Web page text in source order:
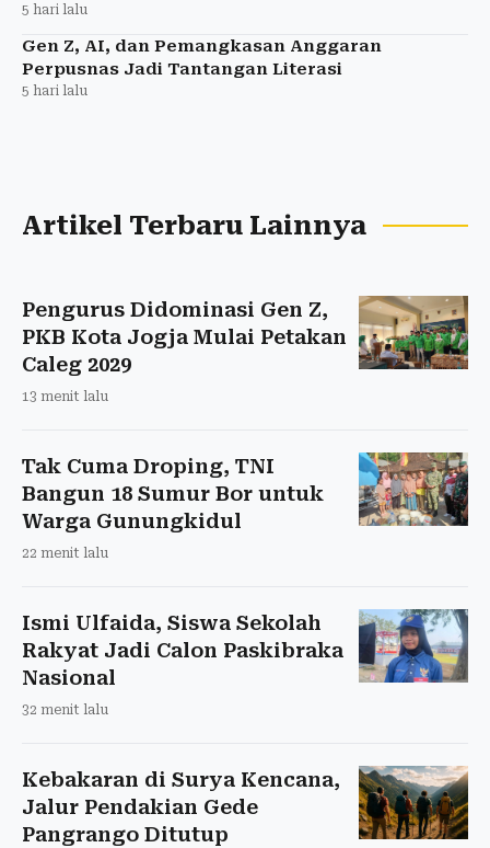
5 hari lalu
Gen Z, AI, dan Pemangkasan Anggaran
Perpusnas Jadi Tantangan Literasi
5 hari lalu
Artikel Terbaru Lainnya
Pengurus Didominasi Gen Z,
PKB Kota Jogja Mulai Petakan
Caleg 2029
13 menit lalu
Tak Cuma Droping, TNI
Bangun 18 Sumur Bor untuk
Warga Gunungkidul
22 menit lalu
Ismi Ulfaida, Siswa Sekolah
Rakyat Jadi Calon Paskibraka
Nasional
32 menit lalu
Kebakaran di Surya Kencana,
Jalur Pendakian Gede
Pangrango Ditutup